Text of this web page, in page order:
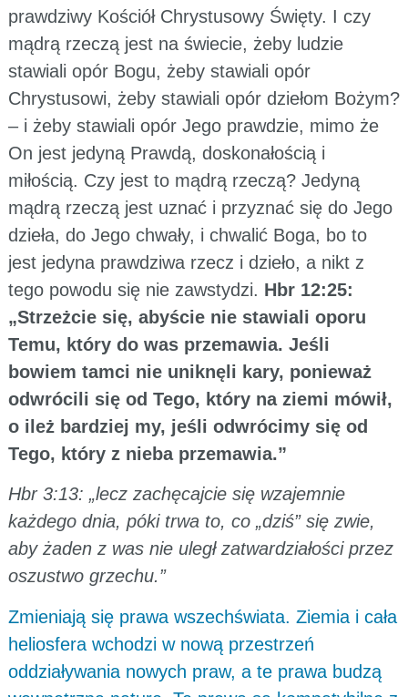
prawdziwy Kościół Chrystusowy Święty. I czy
mądrą rzeczą jest na świecie, żeby ludzie
stawiali opór Bogu, żeby stawiali opór
Chrystusowi, żeby stawiali opór dziełom Bożym?
– i żeby stawiali opór Jego prawdzie, mimo że
On jest jedyną Prawdą, doskonałością i
miłością. Czy jest to mądrą rzeczą? Jedyną
mądrą rzeczą jest uznać i przyznać się do Jego
dzieła, do Jego chwały, i chwalić Boga, bo to
jest jedyna prawdziwa rzecz i dzieło, a nikt z
tego powodu się nie zawstydzi. Hbr 12:25:
„Strzeżcie się, abyście nie stawiali oporu
Temu, który do was przemawia. Jeśli
bowiem tamci nie uniknęli kary, ponieważ
odwrócili się od Tego, który na ziemi mówił,
o ileż bardziej my, jeśli odwrócimy się od
Tego, który z nieba przemawia.”
Hbr 3:13: „lecz zachęcajcie się wzajemnie
każdego dnia, póki trwa to, co „dziś” się zwie,
aby żaden z was nie uległ zatwardziałości przez
oszustwo grzechu.”
Zmieniają się prawa wszechświata. Ziemia i cała
heliosfera wchodzi w nową przestrzeń
oddziaływania nowych praw, a te prawa budzą